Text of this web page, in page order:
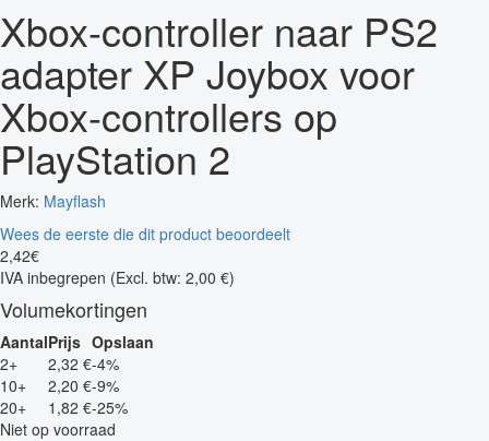
Xbox-controller naar PS2
adapter XP Joybox voor
Xbox-controllers op
PlayStation 2
Merk: Mayflash
Wees de eerste die dit product beoordeelt
2,42€
IVA inbegrepen (Excl. btw: 2,00 €)
Volumekortingen
AantalPrijs Opslaan
2+
2,32 €-4%
10+
2,20 €-9%
20+
1,82 €-25%
Niet op voorraad